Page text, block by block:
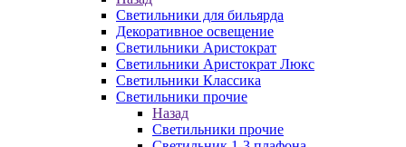
Светильники для бильярда
Декоративное освещение
Светильники Аристократ
Светильники Аристократ Люкс
Светильники Классика
Светильники прочие
Назад
Светильники прочие